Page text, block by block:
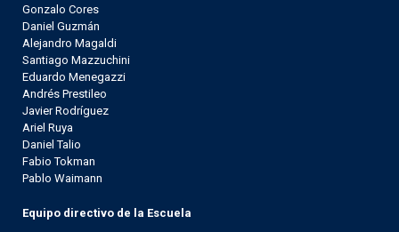
Gonzalo Cores
Daniel Guzmán
Alejandro Magaldi
Santiago Mazzuchini
Eduardo Menegazzi
Andrés Prestileo
Javier Rodríguez
Ariel Ruya
Daniel Talio
Fabio Tokman
Pablo Waimann
Equipo directivo de la Escuela